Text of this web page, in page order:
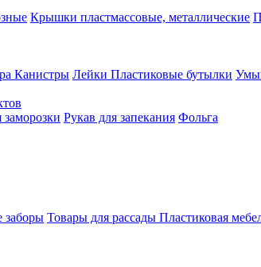
Крышки пластмассовые, металлические
Канистры Лейки Пластиковые бутылки
Рукав для запекания Фольга
заборы Товары для рассады Пластиковая